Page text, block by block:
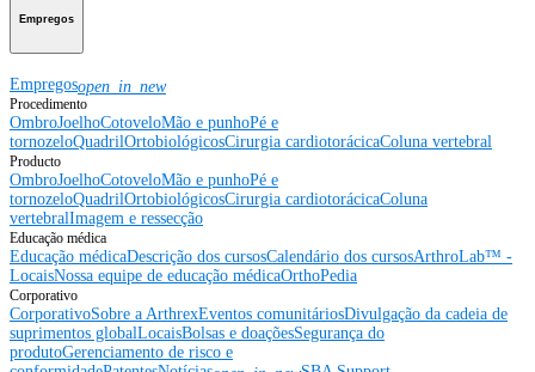
Empregos
Empregosopen_in_new
Procedimento
OmbroJoelhoCotoveloMão e punhoPé e
tornozeloQuadrilOrtobiológicosCirurgia cardiotorácicaColuna vertebral
Producto
OmbroJoelhoCotoveloMão e punhoPé e
tornozeloQuadrilOrtobiológicosCirurgia cardiotorácicaColuna
vertebralImagem e ressecção
Educação médica
Educação médicaDescrição dos cursosCalendário dos cursosArthroLab™ -
LocaisNossa equipe de educação médicaOrthoPedia
Corporativo
CorporativoSobre a ArthrexEventos comunitáriosDivulgação da cadeia de
suprimentos globalLocaisBolsas e doaçõesSegurança do
produtoGerenciamento de risco e